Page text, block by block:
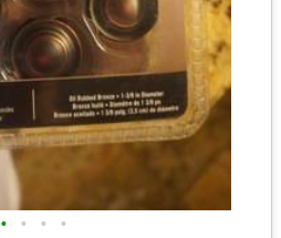
• • • •